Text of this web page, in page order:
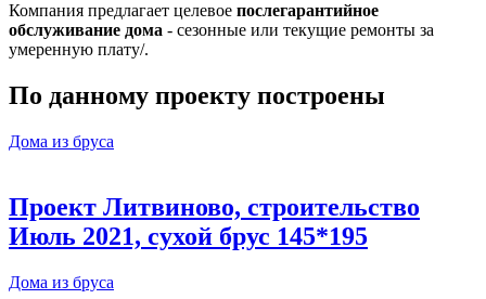
Компания предлагает целевое послегарантийное
обслуживание дома - сезонные или текущие ремонты за
умеренную плату/.
По данному проекту построены
Дома из бруса
Проект Литвиново, строительство
Июль 2021, сухой брус 145*195
Дома из бруса